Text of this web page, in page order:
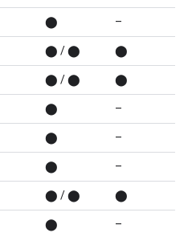
⬤ –
⬤ / ⬤ ⬤
⬤ / ⬤ ⬤
⬤ –
⬤ –
⬤ –
⬤ / ⬤ ⬤
⬤ –